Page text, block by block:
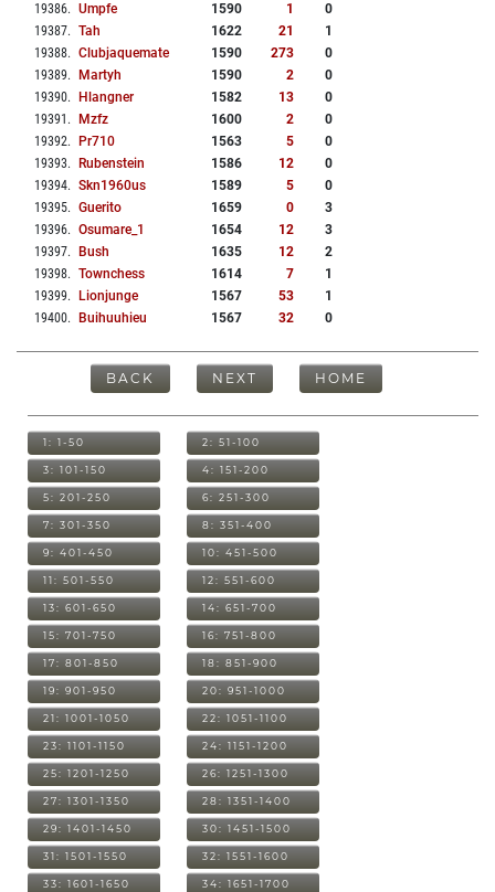
19386. Umpfe 1590 1
0
19387. Tah 1622 21
1
19388. Clubjaquemate 1590 273
0
19389. Martyh 1590 2
0
19390. Hlangner 1582 13
0
19391 . Mzfz 1600 2
0
19392. Pr710 1563 5
0
19393. Rubenstein 1586 12
0
19394. Skn1960us 1589 5
0
19395. Guerito 1659 0
3
19396. Osumare_1 1654 12
3
19397. Bush 1635 12
2
19398. Townchess 1614 7
1
19399. Lionjunge 1567 53
1
19400. Buihuuhieu 1567 32 0
BACK NEXT HOME
1: 1-50 2: 51-100
3: 101-150 4: 151-200
5: 201-250 6: 251-300
7: 301-350 8: 351-400
9: 401-450 10: 451-500
11: 501-550 12: 551-600
13: 601-650 14: 651-700
15: 701-750 16: 751-800
17: 801-850 18: 851-900
19: 901-950 20: 951-1000
21: 1001-1050 22: 1051-1100
23: 1101-1150 24: 1151-1200
25: 1201-1250 26: 1251-1300
27: 1301-1350 28: 1351-1400
29: 1401-1450 30: 1451-1500
31: 1501-1550 32: 1551-1600
33: 1601-1650 34: 1651-1700